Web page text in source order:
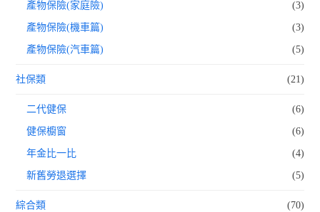
產物保險(家庭險) (3)
產物保險(機車篇) (3)
產物保險(汽車篇) (5)
社保類 (21)
二代健保 (6)
健保櫥窗 (6)
年金比一比 (4)
新舊勞退選擇 (5)
綜合類 (70)